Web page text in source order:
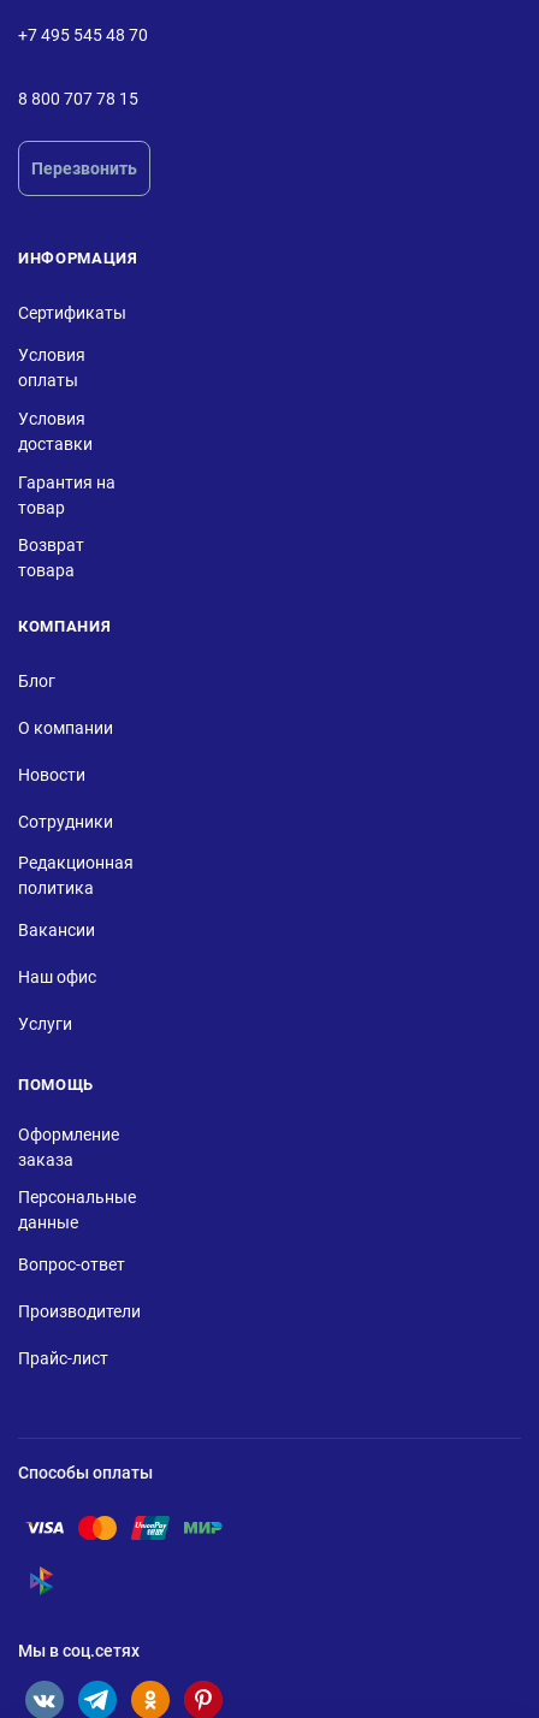
+7 495 545 48 70
8 800 707 78 15
Перезвонить
ИНФОРМАЦИЯ
Сертификаты
Условия
оплаты
Условия
доставки
Гарантия на
товар
Возврат
товара
КОМПАНИЯ
Блог
О компании
Новости
Сотрудники
Редакционная
политика
Вакансии
Наш офис
Услуги
ПОМОЩЬ
Оформление
заказа
Персональные
данные
Вопрос-ответ
Производители
Прайс-лист
Способы оплаты
Помощь по оплате Visa
Помощь по оплате Mastercard
Помощь по оплате UnionPay
Помощь по оплате Мир
Помощь по оплате СБП
Мы в соц.сетях